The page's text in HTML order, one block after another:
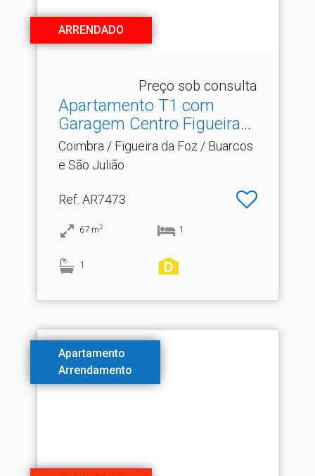
ARRENDADO
Preço sob consulta
Apartamento T1 com
Garagem Centro Figueira
da.​..
Coimbra / Figueira da Foz / Buarcos
e São Julião
Ref: AR7473
67 m2 1
1
Apartamento
Arrendamento